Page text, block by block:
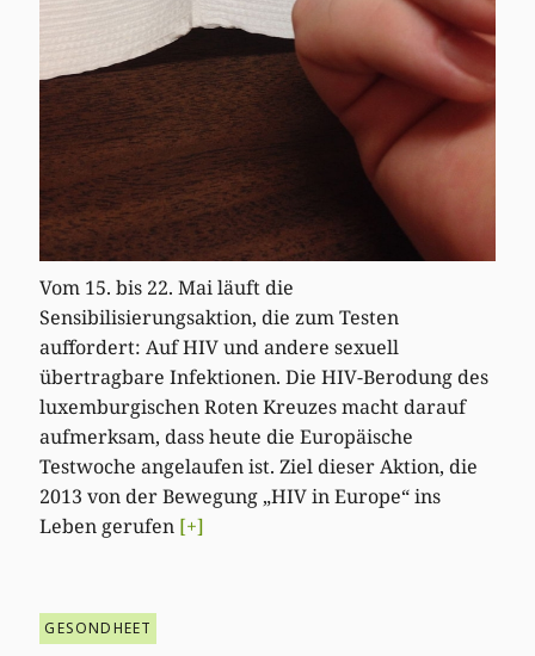
Vom 15. bis 22. Mai läuft die
Sensibilisierungsaktion, die zum Testen
auffordert: Auf HIV und andere sexuell
übertragbare Infektionen. Die HIV-Berodung des
luxemburgischen Roten Kreuzes macht darauf
aufmerksam, dass heute die Europäische
Testwoche angelaufen ist. Ziel dieser Aktion, die
2013 von der Bewegung „HIV in Europe“ ins
Leben gerufen [+]
GESONDHEET